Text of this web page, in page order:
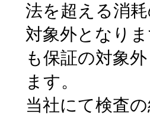
法を超える消
対象外となり
も保証の対象
ます。
当社にて検査